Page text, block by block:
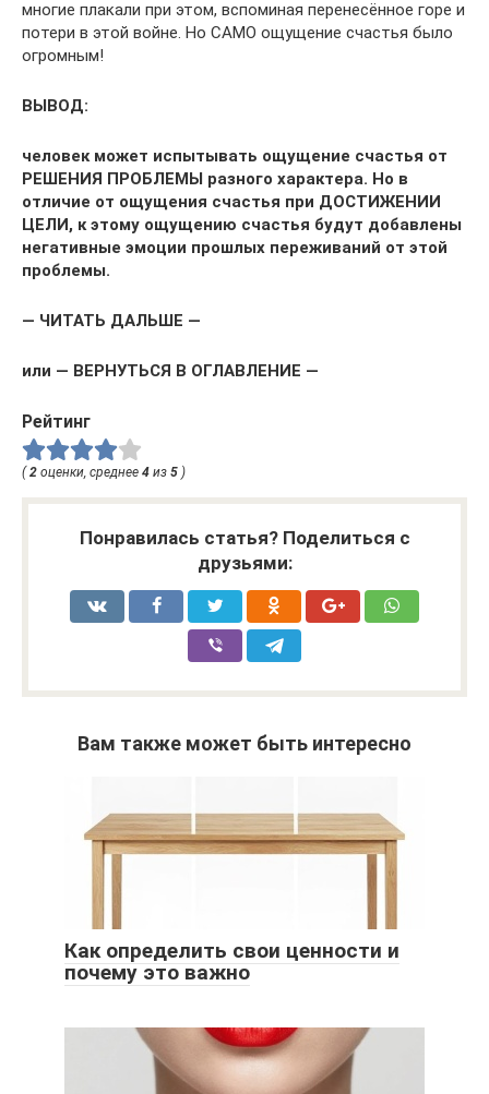
многие плакали при этом, вспоминая перенесённое горе и
потери в этой войне. Но САМО ощущение счастья было
огромным!
ВЫВОД:
человек может испытывать ощущение счастья от
РЕШЕНИЯ ПРОБЛЕМЫ разного характера. Но в
отличие от ощущения счастья при ДОСТИЖЕНИИ
ЦЕЛИ, к этому ощущению счастья будут добавлены
негативные эмоции прошлых переживаний от этой
проблемы.
— ЧИТАТЬ ДАЛЬШЕ —
или — ВЕРНУТЬСЯ В ОГЛАВЛЕНИЕ —
Рейтинг
( 2 оценки, среднее 4 из 5 )
Понравилась статья? Поделиться с
друзьями:
Вам также может быть интересно
Как определить свои ценности и
почему это важно